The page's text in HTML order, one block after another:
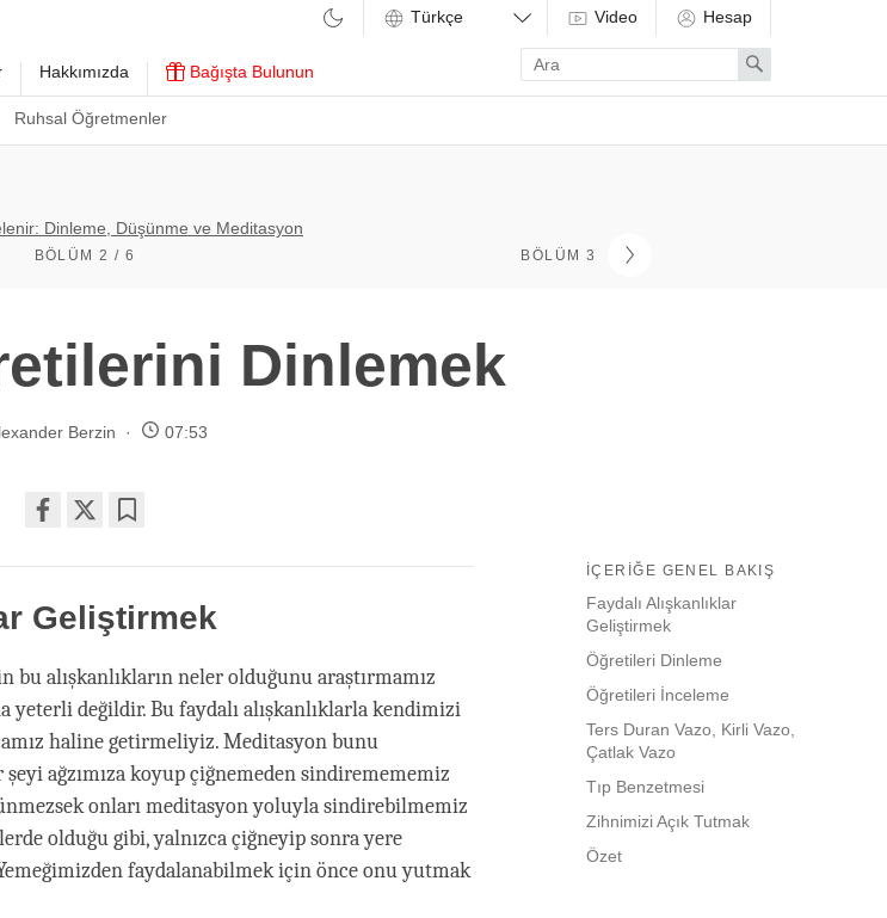
Ruhsal Öğretmenler
Hakkımızda Bağışta Bulunun
Video Hesap
Enter
search
term
Search
Dinleme, Düşünme ve Meditasyon
BÖLÜM 2 / 6 BÖLÜM 3
Dinlemek
Berzin 07:53
on
facebook
İÇERIĞE GENEL BAKIŞ
Faydalı Alışkanlıklar
Geliştirmek
Öğretileri Dinleme
Öğretileri İnceleme
Ters Duran Vazo, Kirli Vazo,
Çatlak Vazo
Tıp Benzetmesi
Zihnimizi Açık Tutmak
Özet
Geliştirmek
bu alışkanlıkların neler olduğunu araştırmamız
yeterli değildir. Bu faydalı alışkanlıklarla kendimizi
haline getirmeliyiz. Meditasyon bunu
şeyi ağzımıza koyup çiğnemeden sindiremememiz
onları meditasyon yoluyla sindirebilmemiz
olduğu gibi, yalnızca çiğneyip sonra yere
faydalanabilmek için önce onu yutmak